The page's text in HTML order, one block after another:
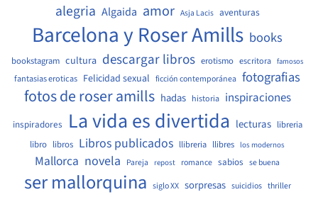
alegria Algaida amor Asja Lacis aventuras
Barcelona y Roser Amills books
bookstagram cultura descargar libros erotismo escritora famosos
fantasias eroticas Felicidad sexual ficción contemporánea fotografias
fotos de roser amills hadas historia inspiraciones
inspiradores La vida es divertida lecturas libreria
libro libros Libros publicados llibreria llibres los modernos
Mallorca novela Pareja repost romance sabios se buena
ser mallorquina siglo XX sorpresas suicidios thriller